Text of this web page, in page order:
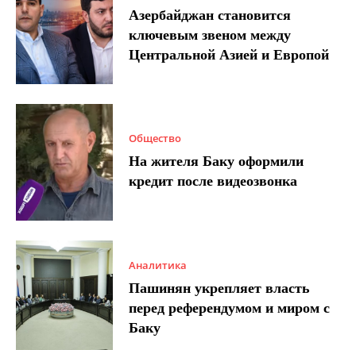
Азербайджан становится
ключевым звеном между
Центральной Азией и Европой
Общество
На жителя Баку оформили
кредит после видеозвонка
Аналитика
Пашинян укрепляет власть
перед референдумом и миром с
Баку